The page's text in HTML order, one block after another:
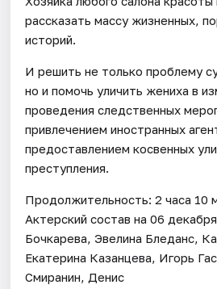
рассказать массу жизненных,
историй.
И решить не только проблему
но и помочь уличить жениха в
проведения следственных
привлечением иностранных
предоставлением косвенных
преступления.
Продолжительность: 2 часа 10
Актерский состав на 06
Бочкарева, Эвелина Бледанс,
Екатерина Казанцева, Игорь
Смиранин, Денис